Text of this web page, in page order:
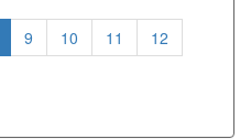
9 10 11
12